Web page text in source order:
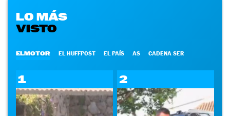
LO MÁS
VISTO
ELMOTOR EL HUFFPOST EL PAÍS AS CADENA SER
1 2